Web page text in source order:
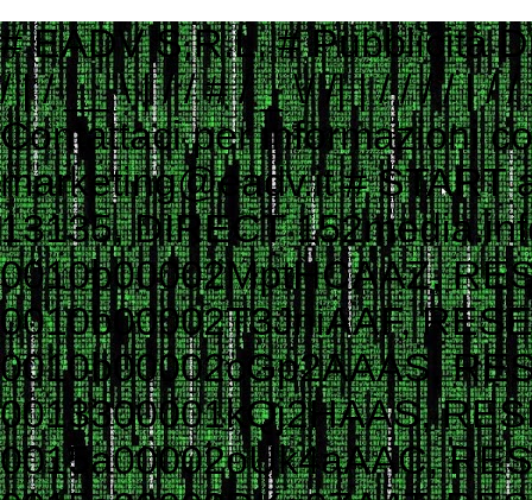
# EADV S.R.L. # Pubblicità Digitale e Programmatic Advertising # ___ ____ _ __ # ___ / | / __ \ | / / # / _ \/ /| | / / / / | / / # / __/ ___ |/ /_/ /| |/ / # \___/_/ |_/_____/ |___/ # # Contattaci per informazioni commerciali # Website: www.eadv.it # Email: marketing@eadv.it # START ads.txt - vocidallastrada.org - 2023-10-18 14:39:45 eadv.it, 13135, DIRECT 152media.info, 152M10, RESELLER 33across.com, 0010b00002MptHCAAZ, RESELLER, bbea06d9c4d2853c 33across.com, 0010b00002T3JniAAF, RESELLER, bbea06d9c4d2853c 33across.com, 0010b00002cGp2AAAS, RESELLER, bbea06d9c4d2853c 33across.com, 0013300001kQj2HAAS, RESELLER, bbea06d9c4d2853c 33across.com, 0015a00002oUk4aAAC, RESELLER, bbea06d9c4d2853c 33across.com, 0015a00003DKg9ZAAT, RESELLER, bbea06d9c4d2853c ad.plus, 352349, RESELLER adagio.io, 1294, RESELLER adcolony.com, 496220845654deec, RESELLER, 1ad675c9de6b5176 adform.com, 1226, RESELLER adform.com, 1819, RESELLER, 9f5210a2f0999e32 adform.com, 1889, RESELLER adform.com, 1943, RESELLER adform.com, 2110, RESELLER adform.com, 2112, RESELLER adform.com, 2437, RESELLER, 9f5210a2f0999e32 adform.com, 2464, RESELLER, 9f5210a2f0999e32 adform.com, 3027, RESELLER adform.com, 622, RESELLER adipolo.com, 617128b0fe110c0ddd7603b4, RESELLER admanmedia.com, 43, RESELLER admixer.net, b6d49994-83c5-4ff9-aa8a-c9eb99d1bc8c, RESELLER adsinteractive.hu, 258, RESELLER adswizz.com, consumable, RESELLER adswizz.com, entravision, RESELLER adswizz.com, targetspot, RESELLER adtech.com, 4687, RESELLER adtelligent.com, 537714, RESELLER advertising.com, 14832, RESELLER advertising.com, 21483, RESELLER advertising.com, 23089, RESELLER advertising.com, 28246, RESELLER advertising.com, 28305, RESELLER advertising.com, 28335, RESELLER, e1a5b5b6e3255540 advertising.com, 6814, RESELLER advertising.com, 7574, RESELLER adyoulike.com, 83d15ef72d387a1e60e5a1399a2b0c03, RESELLER adyoulike.com, b3e21aeb2e950aa59e5e8cc1b6dd6f8e, RESELLER, 4ad745ead2958bf7 adyoulike.com, b4bf4fdd9b0b915f746f6747ff432bde, RESELLER, 4ad745ead2958bf7 ampliffy.com, 5037, RESELLER amxrtb.com, 105199548, RESELLER aniview.com, 5e82edf1634339243920a8e5, RESELLER, 78b21b97965ec3f8 aniview.com, 5ef4bc022e79664d2b473869, RESELLER, 78b21b97965ec3f8 aol.com, 27093, RESELLER aol.com, 46658, RESELLER aol.com, 58905, RESELLER, e1a5b5b6e3255540 aolcloud.net, 4687, RESELLER appads.in, 107606, RESELLER appnexus.com, 10040, RESELLER, f5ab79cb980f11d1 appnexus.com, 10200, RESELLER, f5ab79cb980f11d1 appnexus.com, 10239, RESELLER, f5ab79cb980f11d1 appnexus.com, 10371, RESELLER, f5ab79cb980f11d1 appnexus.com, 11470, RESELLER appnexus.com, 11487, RESELLER, f5ab79cb980f11d1 appnexus.com, 11664, RESELLER, f5ab79cb980f11d1 appnexus.com, 11786, RESELLER, f5ab79cb980f11d1 appnexus.com, 11924, RESELLER, f5ab79cb980f11d1 appnexus.com, 12223, RESELLER, f5ab79cb980f11d1 appnexus.com, 12290, RESELLER, f5ab79cb980f11d1 appnexus.com, 12637, RESELLER, f5ab79cb980f11d1 appnexus.com, 13044, RESELLER, f5ab79cb980f11d1 appnexus.com, 13099, RESELLER, f5ab79cb980f11d1 appnexus.com, 13381, RESELLER, f5ab79cb980f11d1 appnexus.com, 1356, RESELLER, f5ab79cb980f11d1 appnexus.com, 1360, RESELLER, f5ab79cb980f11d1 appnexus.com, 13701, RESELLER, f5ab79cb980f11d1 appnexus.com, 14077, RESELLER appnexus.com, 14416, RESELLER,